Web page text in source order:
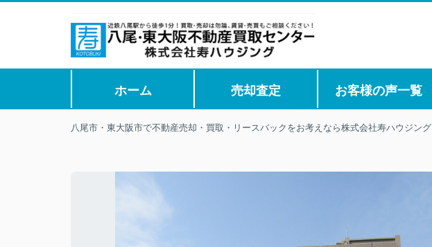
ホーム 売却査定 お客様の声一覧
八尾市・東大阪市で不動産売却・買取・リースバックをお考えなら株式会社寿ハウジング